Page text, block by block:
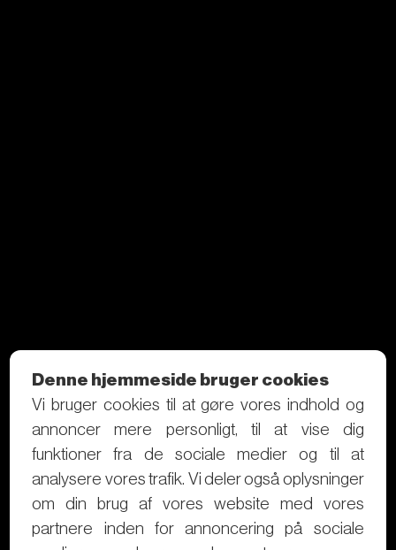
Denne hjemmeside bruger cookies
Vi bruger cookies til at gøre vores indhold og
annoncer mere personligt, til at vise dig
funktioner fra de sociale medier og til at
analysere vores trafik. Vi deler også oplysninger
om din brug af vores website med vores
partnere inden for annoncering på sociale